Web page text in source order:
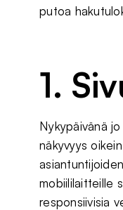
putoa
1.
Nykypäivänä
näkyvyys
mobiililaitteille
responsiivisia